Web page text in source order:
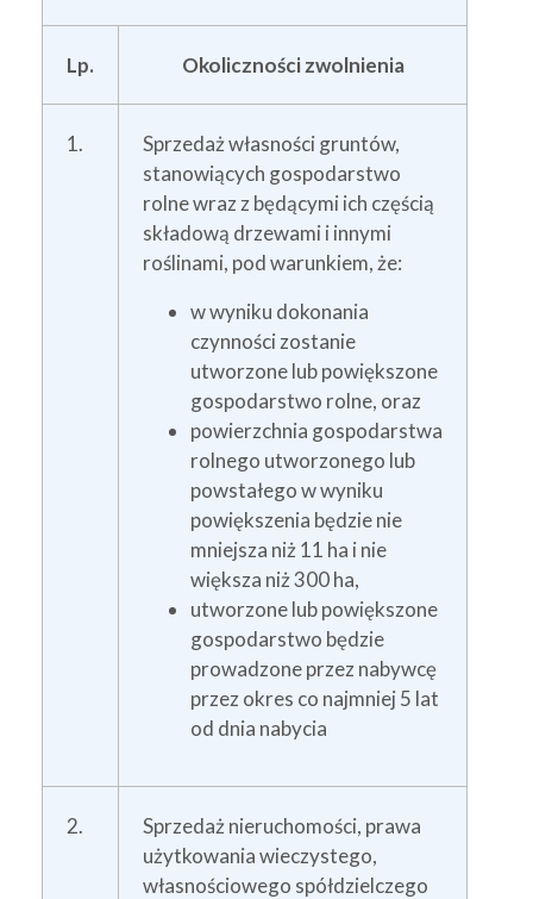
Lp. Okoliczności zwolnienia
1.
Sprzedaż własności gruntów,
stanowiących gospodarstwo
rolne wraz z będącymi ich częścią
składową drzewami i innymi
roślinami, pod warunkiem, że:
w wyniku dokonania
czynności zostanie
utworzone lub powiększone
gospodarstwo rolne, oraz
powierzchnia gospodarstwa
rolnego utworzonego lub
powstałego w wyniku
powiększenia będzie nie
mniejsza niż 11 ha i nie
większa niż 300 ha,
utworzone lub powiększone
gospodarstwo będzie
prowadzone przez nabywcę
przez okres co najmniej 5 lat
od dnia nabycia
2.
Sprzedaż nieruchomości, prawa
użytkowania wieczystego,
własnościowego spółdzielczego